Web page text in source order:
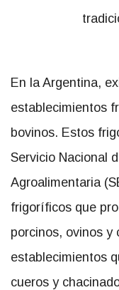
En la Argentina,
establecimientos
bovinos. Estos
Servicio Nacional
Agroalimentaria
frigoríficos que
porcinos, ovinos y
establecimientos
cueros y